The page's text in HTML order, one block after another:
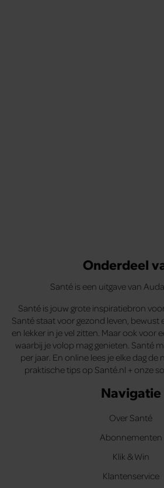
Onderdeel
Santé is een uitgave van
Santé is jouw grote inspiratiebron
Santé staat voor gezond leven, bewust
en lekker in je vel zitten. Maar ook voor
waarbij je volop mag genieten. Santé
per jaar. En online lees je elke dag de
praktische tips op Santé.nl + onze
Navigatie
Over Santé
Abonnementen
Klik & Win
Klantenservice